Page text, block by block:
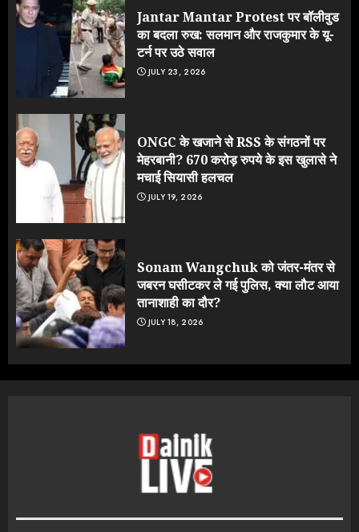
Jantar Mantar Protest पर बॉलीवुड
का बदला रुख: सलमान और राजकुमार के यू-
टर्न पर उठे सवाल
JULY 23, 2026
ONGC के खजाने से RSS के संगठनों पर
मेहरबानी? 670 करोड़ रुपये के इस खुलासे ने
मचाई सियासी हलचल
JULY 19, 2026
Sonam Wangchuk को जंतर-मंतर से
जबरन घसीटकर ले गई पुलिस, क्या लौट आया
तानाशाही का दौर?
JULY 18, 2026